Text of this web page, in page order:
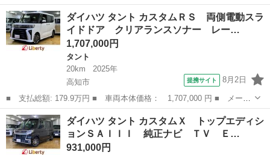
名： ダイハツ ■ 車種名： タント ■ グレード名： Ｘ ＳＡＩ
Ｉ 片側パワースライドドア レーダーブレーキサポート タイミン
グチェーン ■ ...
香川 坂出市 タント
ダイハツ タント カスタムＲＳ 両側電動スラ
イドドア クリアランスソナー レー…
1,707,000円
タント
20km
2025年
高知市
提携サイト 8月2日
■ 支払総額: 179.9万円 ■ 車両本体価格： 1,707,000 円 ■ メーカ
ー名： ダイハツ ■ 車種名： タント ■ グレード名： カスタム
ＲＳ 両側電動スライドドア クリアランスソナー レーンアシス
ト 衝突被...
高知 高知市 タント
ダイハツ タント カスタムＸ トップエディシ
ョンＳＡＩＩＩ 純正ナビ ＴＶ Ｅ…
931,000円